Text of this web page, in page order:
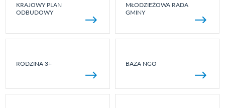
KRAJOWY PLAN
ODBUDOWY
MŁODZIEŻOWA RADA
GMINY
RODZINA 3+ BAZA NGO